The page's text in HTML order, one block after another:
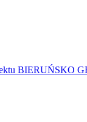
BIERUŃSKO